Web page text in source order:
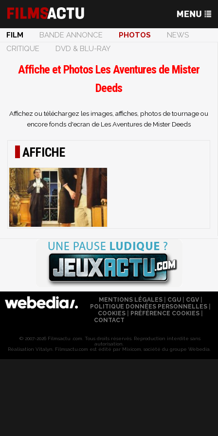
FILM BANDE ANNONCE PHOTOS
NEWS
CRITIQUE
DVD & BLU-RAY
Affiche et Photos Les Aventures de Mister
Deeds
Affichez ou téléchargez les images, affiches, photos de tournage ou
encore fonds d'ecran de Les Aventures de Mister Deeds
AFFICHE
MENTIONS LÉGALES| CGU| CGV|
POLITIQUE DONNÉES PERSONNELLES
COOKIES
PRÉFÉRENCE COOKIES
CONTACT
© 2007-2026 Filmsactu .com. Tous droits réservés. Reproduction interdite sans
autorisation.
Réalisation Vitalyn . Filmsactu .com est édité par Mixicom, société du groupe Webedia.